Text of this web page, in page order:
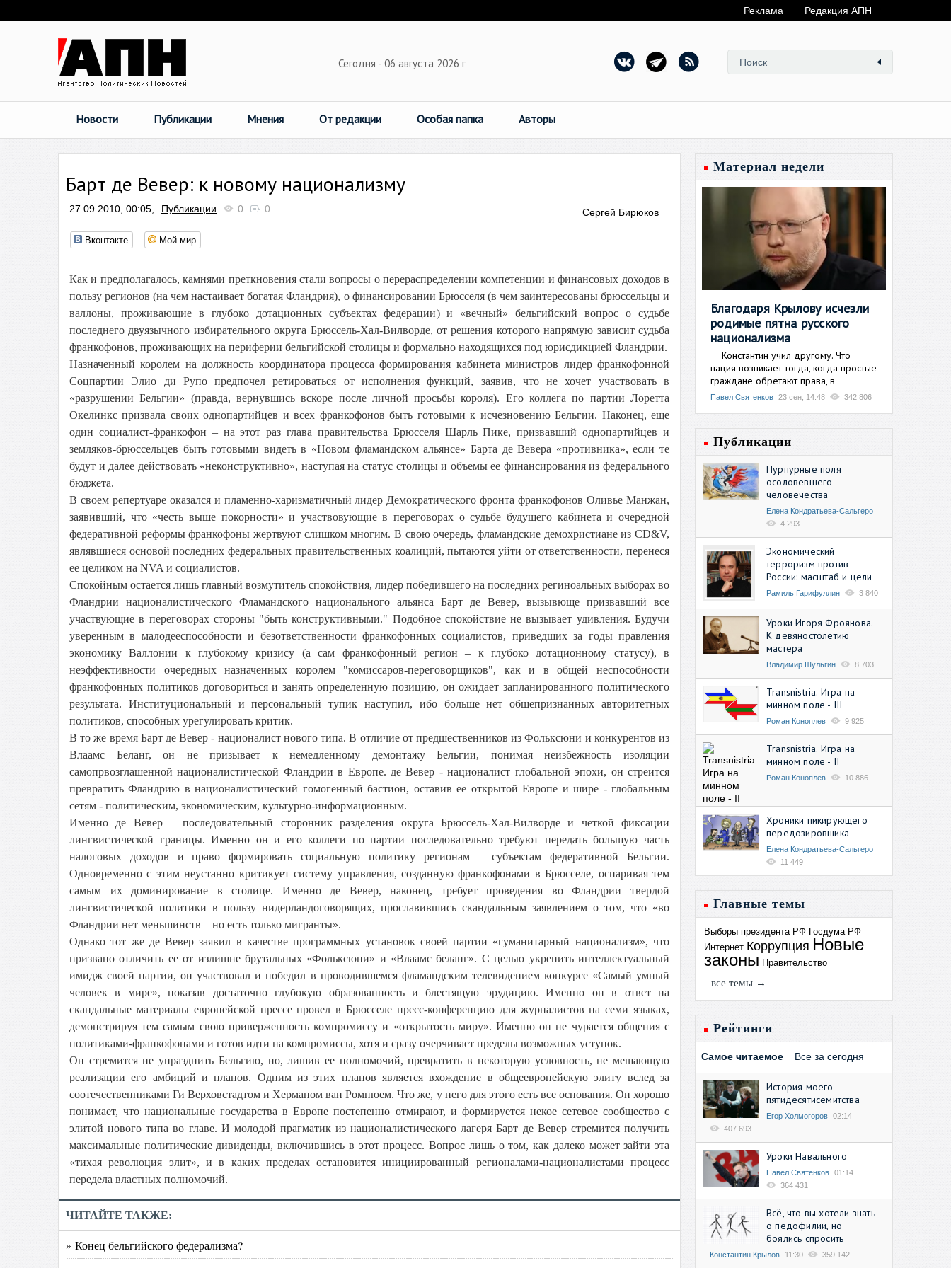
Реклама Редакция АПН
Сегодня - 06 августа 2026 г
Новости Публикации Мнения От редакции Особая папка Авторы
Барт де Вевер: к новому национализму
27.09.2010, 00:05, Публикации 0 0 Сергей Бирюков
Вконтакте Мой мир
Как и предполагалось, камнями преткновения стали вопросы о перераспределении компетенции и финансовых доходов в
пользу регионов (на чем настаивает богатая Фландрия), о финансировании Брюсселя (в чем заинтересованы брюссельцы и
валлоны, проживающие в глубоко дотационных субъектах федерации) и «вечный» бельгийский вопрос о судьбе
последнего двуязычного избирательного округа Брюссель-Хал-Вилворде, от решения которого напрямую зависит судьба
франкофонов, проживающих на периферии бельгийской столицы и формально находящихся под юрисдикцией Фландрии.
Назначенный королем на должность координатора процесса формирования кабинета министров лидер франкофонной
Соцпартии Элио ди Рупо предпочел ретироваться от исполнения функций, заявив, что не хочет участвовать в
«разрушении Бельгии» (правда, вернувшись вскоре после личной просьбы короля). Его коллега по партии Лоретта
Окелинкс призвала своих однопартийцев и всех франкофонов быть готовыми к исчезновению Бельгии. Наконец, еще
один социалист-франкофон – на этот раз глава правительства Брюсселя Шарль Пике, призвавший однопартийцев и
земляков-брюссельцев быть готовыми видеть в «Новом фламандском альянсе» Барта де Вевера «противника», если те
будут и далее действовать «неконструктивно», наступая на статус столицы и объемы ее финансирования из федерального
бюджета.
В своем репертуаре оказался и пламенно-харизматичный лидер Демократического фронта франкофонов Оливье Манжан,
заявивший, что «честь выше покорности» и участвовующие в переговорах о судьбе будущего кабинета и очередной
федеративной реформы франкофоны жертвуют слишком многим. В свою очередь, фламандские демохристиане из CD&V,
являвшиеся основой последних федеральных правительственных коалиций, пытаются уйти от ответственности, перенеся
ее целиком на NVA и социалистов.
Спокойным остается лишь главный возмутитель спокойствия, лидер победившего на последних региноальных выборах во
Фландрии националистического Фламандского национального альянса Барт де Вевер, вызывюще призвавший все
участвующие в переговорах стороны "быть конструктивными." Подобное спокойствие не вызывает удивления. Будучи
уверенным в малодееспособности и безответственности франкофонных социалистов, приведших за годы правления
экономику Валлонии к глубокому кризису (а сам франкофонный регион – к глубоко дотационному статусу), в
неэффективности очередных назначенных королем "комиссаров-переговорщиков", как и в общей неспособности
франкофонных политиков договориться и занять определенную позицию, он ожидает запланированного политического
результата. Институциональный и персональный тупик наступил, ибо больше нет общепризнанных авторитетных
политиков, способных урегулировать критик.
В то же время Барт де Вевер - националист нового типа. В отличие от предшественников из Фольксюни и конкурентов из
Влаамс Беланг, он не призывает к немедленному демонтажу Бельгии, понимая неизбежность изоляции
самопрвозглашенной националистической Фландрии в Европе. де Вевер - националист глобальной эпохи, он стреится
превратить Фландрию в националистический гомогенный бастион, оставив ее открытой Европе и шире - глобальным
сетям - политическим, экономическим, культурно-информационным.
Именно де Вевер – последовательный сторонник разделения округа Брюссель-Хал-Вилворде и четкой фиксации
лингвистической границы. Именно он и его коллеги по партии последовательно требуют передать большую часть
налоговых доходов и право формировать социальную политику регионам – субъектам федеративной Бельгии.
Одновременно с этим неустанно критикует систему управления, созданную франкофонами в Брюсселе, оспаривая тем
самым их доминирование в столице. Именно де Вевер, наконец, требует проведения во Фландрии твердой
лингвистической политики в пользу нидерландоговорящих, прославившись скандальным заявлением о том, что «во
Фландрии нет меньшинств – но есть только мигранты».
Однако тот же де Вевер заявил в качестве программных установок своей партии «гуманитарный национализм», что
призвано отличить ее от излишне брутальных «Фольксюни» и «Влаамс беланг». С целью укрепить интеллектуальный
имидж своей партии, он участвовал и победил в проводившемся фламандским телевидением конкурсе «Самый умный
человек в мире», показав достаточно глубокую образованность и блестящую эрудицию. Именно он в ответ на
скандальные материалы европейской прессе провел в Брюсселе пресс-конференцию для журналистов на семи языках,
демонстрируя тем самым свою приверженность компромиссу и «открытость миру». Именно он не чурается общения с
политиками-франкофонами и готов идти на компромиссы, хотя и сразу очерчивает пределы возможных уступок.
Он стремится не упразднить Бельгию, но, лишив ее полномочий, превратить в некоторую условность, не мешающую
реализации его амбиций и планов. Одним из этих планов является вхождение в общеевропейскую элиту вслед за
соотечественниками Ги Верховстадтом и Херманом ван Ромпюем. Что же, у него для этого есть все основания. Он хорошо
понимает, что национальные государства в Европе постепенно отмирают, и формируется некое сетевое сообщество с
элитой нового типа во главе. И молодой прагматик из националистического лагеря Барт де Вевер стремится получить
максимальные политические дивиденды, включившись в этот процесс. Вопрос лишь о том, как далеко может зайти эта
«тихая революция элит», и в каких пределах остановится инициированный регионалами-националистами процесс
передела властных полномочий.
ЧИТАЙТЕ ТАКЖЕ:
» Конец бельгийского федерализма?
Материал недели
Благодаря Крылову исчезли
родимые пятна русского
национализма
Константин учил другому. Что
нация возникает тогда, когда простые
граждане обретают права, в
Павел Святенков 23 сен, 14:48 342 806
Публикации
Пурпурные поля
осоловевшего
человечества
Елена Кондратьева-Сальгеро
4 293
Экономический
терроризм против
России: масштаб и цели
Рамиль Гарифуллин 3 840
Уроки Игоря Фроянова.
К девяностолетию
мастера
Владимир Шульгин 8 703
Transnistria. Игра на
минном поле - III
Роман Коноплев 9 925
Transnistria. Игра на
минном поле - II
Роман Коноплев 10 886
Хроники пикирующего
передозировщика
Елена Кондратьева-Сальгеро
11 449
Главные темы
Выборы президента РФ Госдума РФ
Интернет Коррупция Новые
законы Правительство
все темы →
Рейтинги
Самое читаемое Все за сегодня
История моего
пятидесятисемитства
Егор Холмогоров 02:14
407 693
Уроки Навального
Павел Святенков 01:14
364 431
Всё, что вы хотели знать
о педофилии, но
боялись спросить
Константин Крылов 11:30 359 142